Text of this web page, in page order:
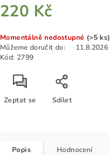
220 Kč
cena:
Momentálně nedostupné (>5 ks)
Můžeme doručit do:
11.8.2026
Kód: 2799
Zeptat se Sdílet
Popis Hodnocení